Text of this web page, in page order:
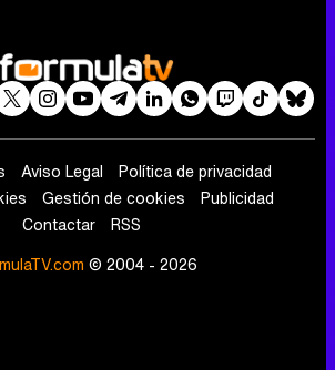
Aviso Legal
Política de privacidad
Gestión de cookies
Publicidad
Contactar
RSS
© 2004 - 2026